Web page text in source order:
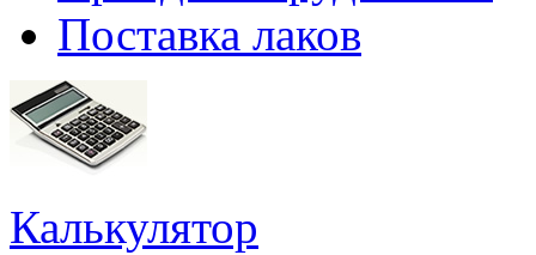
Поставка лаков
Калькулятор